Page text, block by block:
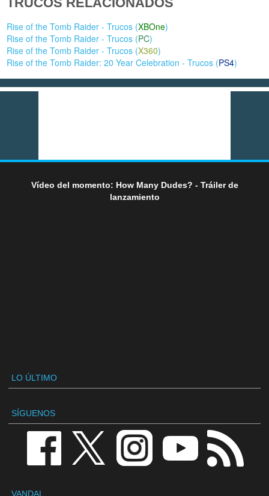
Rise of the Tomb Raider - Trucos (XBOne)
Rise of the Tomb Raider - Trucos (PC)
Rise of the Tomb Raider - Trucos (X360)
Rise of the Tomb Raider: 20 Year Celebration - Trucos (PS4)
Vídeo del momento: How Many Dudes? - Tráiler de
lanzamiento
LO ÚLTIMO
SÍGUENOS
VANDAL